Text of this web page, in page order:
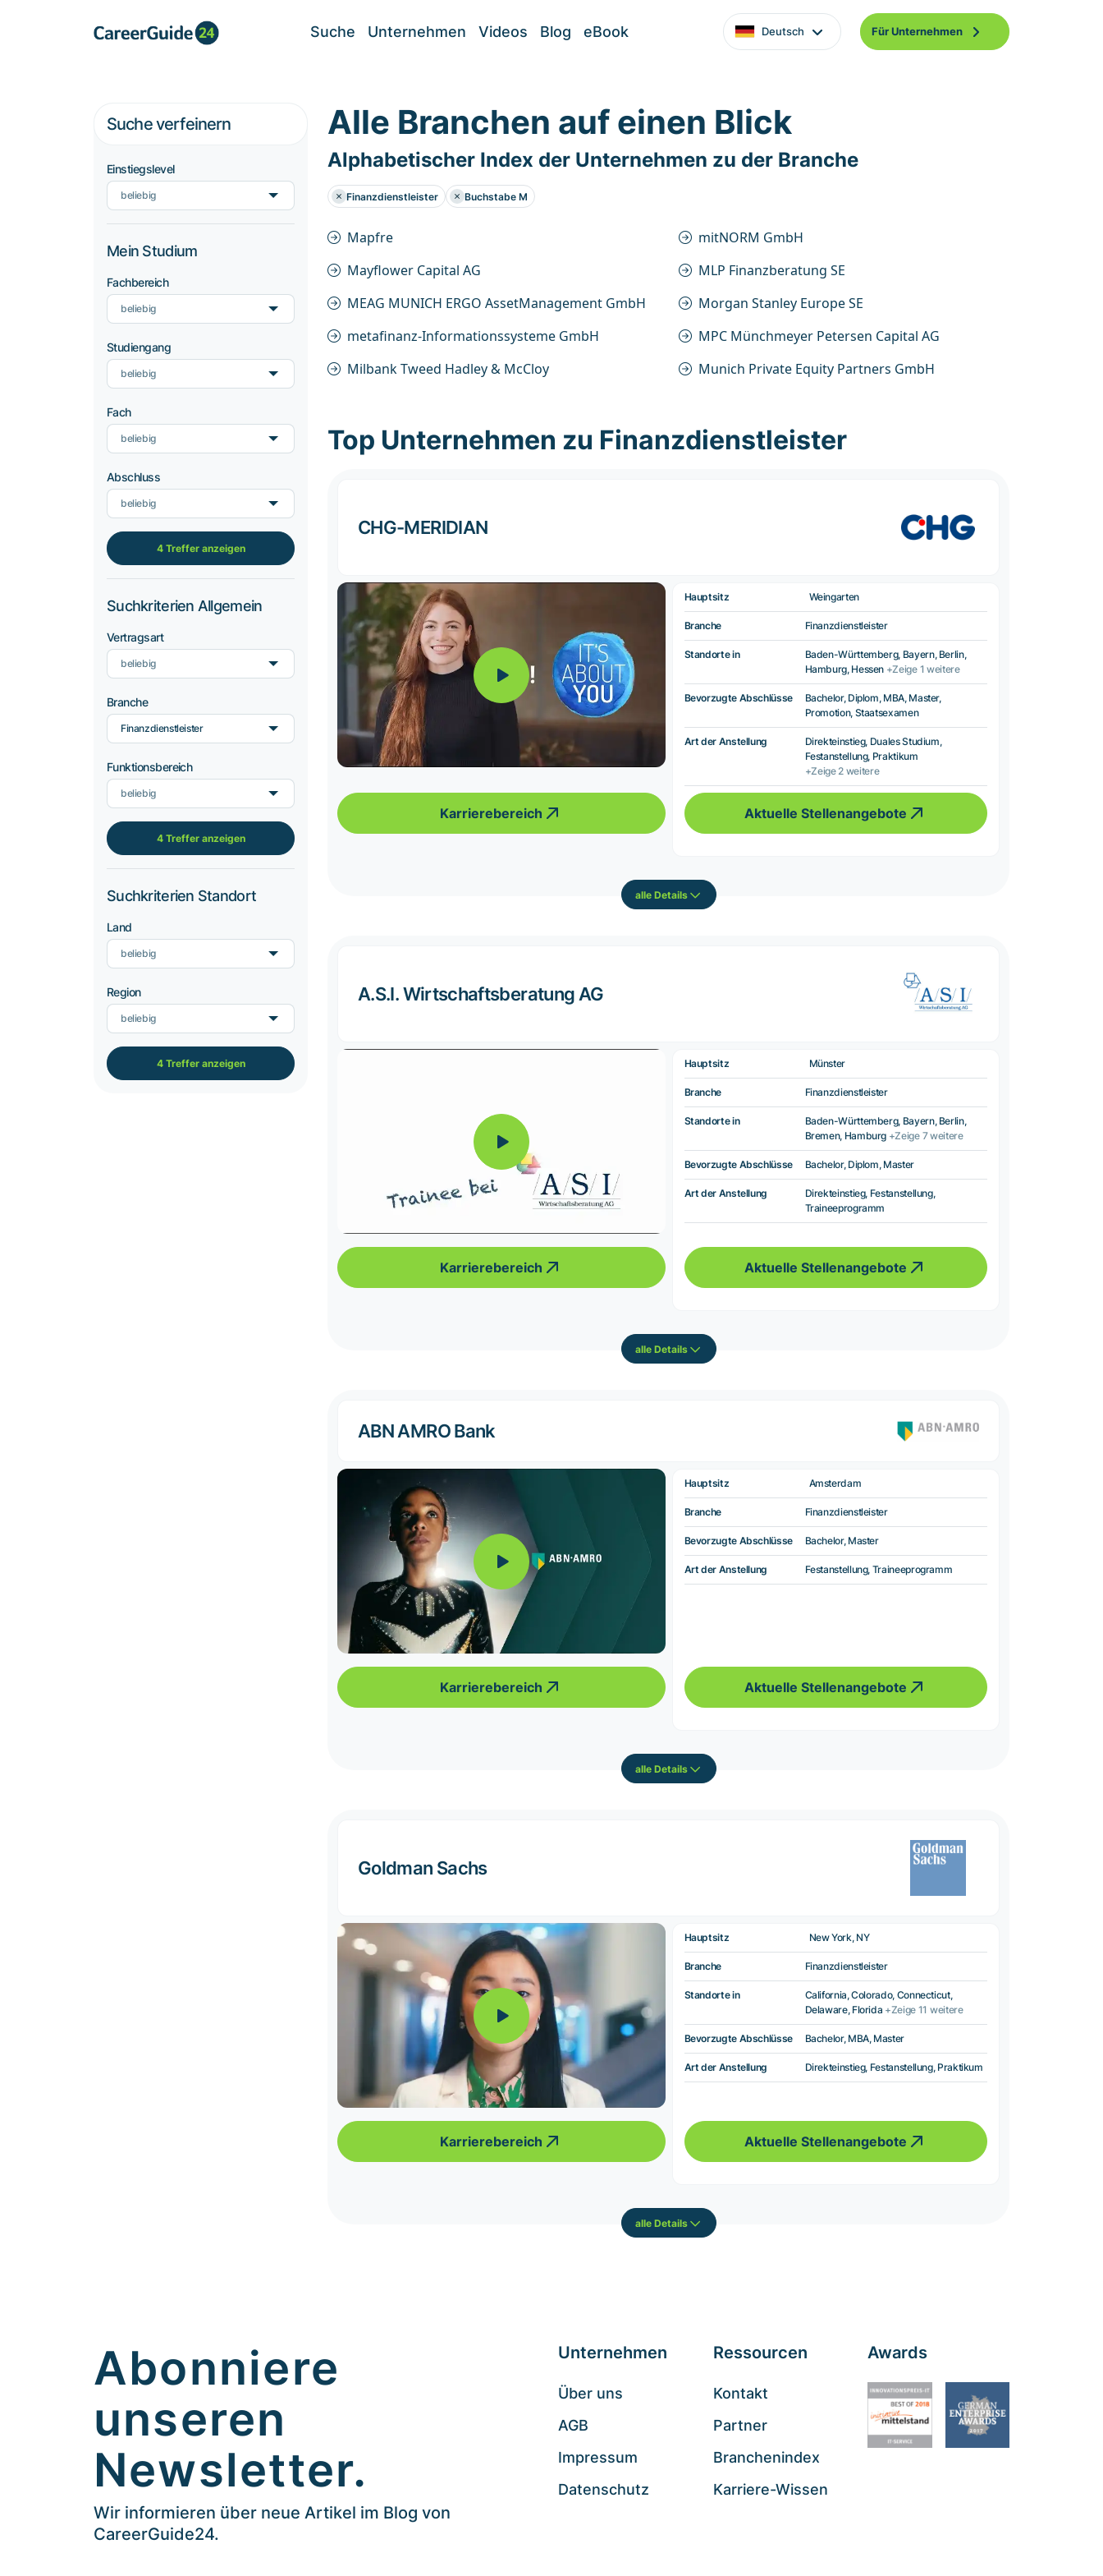
Suche Unternehmen Videos Blog eBook Deutsch Für Unternehmen
Suche verfeinern
Einstiegslevel
beliebig
Mein Studium
Fachbereich
beliebig
Studiengang
beliebig
Fach
beliebig
Abschluss
beliebig
4 Treffer anzeigen
Suchkriterien Allgemein
Vertragsart
beliebig
Branche
Finanzdienstleister
Funktionsbereich
beliebig
4 Treffer anzeigen
Suchkriterien Standort
Land
beliebig
Region
beliebig
4 Treffer anzeigen
Alle Branchen auf einen Blick
Alphabetischer Index der Unternehmen zu der Branche
Finanzdienstleister Buchstabe M
Mapfre
Mayflower Capital AG
MEAG MUNICH ERGO AssetManagement GmbH
metafinanz-Informationssysteme GmbH
Milbank Tweed Hadley & McCloy
mitNORM GmbH
MLP Finanzberatung SE
Morgan Stanley Europe SE
MPC Münchmeyer Petersen Capital AG
Munich Private Equity Partners GmbH
Top Unternehmen zu Finanzdienstleister
CHG-MERIDIAN
Karrierebereich
Hauptsitz Weingarten
Branche Finanzdienstleister
Standorte in
Baden-Württemberg, Bayern, Berlin,
Hamburg, Hessen +Zeige 1 weitere
Bevorzugte Abschlüsse
Bachelor, Diplom, MBA, Master,
Promotion, Staatsexamen
Art der Anstellung
Direkteinstieg, Duales Studium,
Festanstellung, Praktikum
+Zeige 2 weitere
Aktuelle Stellenangebote
alle Details
A.S.I. Wirtschaftsberatung AG
Karrierebereich
Hauptsitz Münster
Branche Finanzdienstleister
Standorte in
Baden-Württemberg, Bayern, Berlin,
Bremen, Hamburg +Zeige 7 weitere
Bevorzugte Abschlüsse Bachelor, Diplom, Master
Art der Anstellung
Direkteinstieg, Festanstellung,
Traineeprogramm
Aktuelle Stellenangebote
alle Details
ABN AMRO Bank
Karrierebereich
Hauptsitz Amsterdam
Branche Finanzdienstleister
Bevorzugte Abschlüsse Bachelor, Master
Art der Anstellung Festanstellung, Traineeprogramm
Aktuelle Stellenangebote
alle Details
Goldman Sachs
Karrierebereich
Hauptsitz New York, NY
Branche Finanzdienstleister
Standorte in
California, Colorado, Connecticut,
Delaware, Florida +Zeige 11 weitere
Bevorzugte Abschlüsse Bachelor, MBA, Master
Art der Anstellung Direkteinstieg, Festanstellung, Praktikum
Aktuelle Stellenangebote
alle Details
Abonniere
unseren
Newsletter.
Wir informieren über neue Artikel im Blog von
CareerGuide24.
Unternehmen
Über uns
AGB
Impressum
Datenschutz
Ressourcen
Kontakt
Partner
Branchenindex
Karriere-Wissen
Awards